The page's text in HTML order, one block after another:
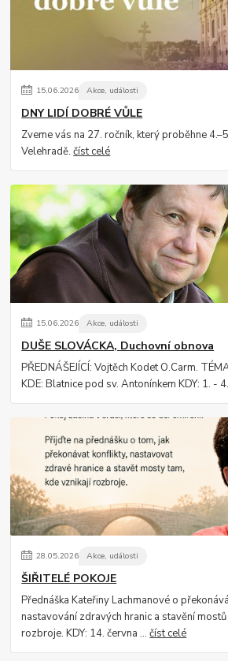
15.06.2026 Akce, události
DNY LIDÍ DOBRÉ VŮLE
Zveme vás na 27. ročník, který proběhne
Velehradě.číst celé
15.06.2026 Akce, události
DUŠE SLOVÁCKA, Duchovní obnova
PŘEDNÁŠEJÍCÍ: Vojtěch Kodet O.Carm.
KDE: Blatnice pod sv. Antonínkem KDY: 1. -
28.05.2026 Akce, události
ŠIŘITELÉ POKOJE
Přednáška Kateřiny Lachmanové o
nastavování zdravých hranic a stavění
rozbroje. KDY: 14. června ...číst celé